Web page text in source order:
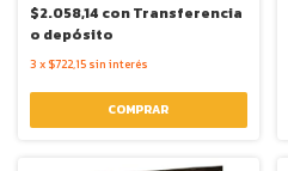
$2.058,14 conTransferencia
o depósito
3 x $722,15 sin interés